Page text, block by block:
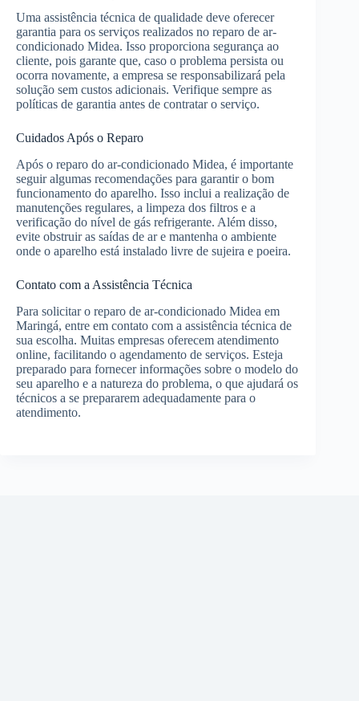
Uma assistência técnica de qualidade deve oferecer
garantia para os serviços realizados no reparo de ar-
condicionado Midea. Isso proporciona segurança ao
cliente, pois garante que, caso o problema persista ou
ocorra novamente, a empresa se responsabilizará pela
solução sem custos adicionais. Verifique sempre as
políticas de garantia antes de contratar o serviço.
Cuidados Após o Reparo
Após o reparo do ar-condicionado Midea, é importante
seguir algumas recomendações para garantir o bom
funcionamento do aparelho. Isso inclui a realização de
manutenções regulares, a limpeza dos filtros e a
verificação do nível de gás refrigerante. Além disso,
evite obstruir as saídas de ar e mantenha o ambiente
onde o aparelho está instalado livre de sujeira e poeira.
Contato com a Assistência Técnica
Para solicitar o reparo de ar-condicionado Midea em
Maringá, entre em contato com a assistência técnica de
sua escolha. Muitas empresas oferecem atendimento
online, facilitando o agendamento de serviços. Esteja
preparado para fornecer informações sobre o modelo do
seu aparelho e a natureza do problema, o que ajudará os
técnicos a se prepararem adequadamente para o
atendimento.